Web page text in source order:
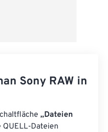
Sony RAW in
„Dateien
QUELL-Dateien